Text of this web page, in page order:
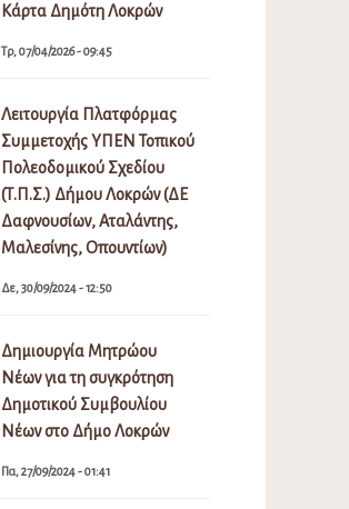
Κάρτα Δημότη Λοκρών
Τρ, 07/04/2026 - 09:45
Λειτουργία Πλατφόρμας
Συμμετοχής ΥΠΕΝ Τοπικού
Πολεοδομικού Σχεδίου
(Τ.Π.Σ.) Δήμου Λοκρών (ΔΕ
Δαφνουσίων, Αταλάντης,
Μαλεσίνης, Οπουντίων)
Δε, 30/09/2024 - 12:50
Δημιουργία Μητρώου
Νέων για τη συγκρότηση
Δημοτικού Συμβουλίου
Νέων στο Δήμο Λοκρών
Πα, 27/09/2024 - 01:41